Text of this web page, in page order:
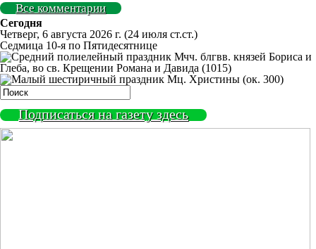
Все комментарии
Сегодня
Четверг, 6 августа 2026 г. (24 июля ст.ст.)
Седмица 10-я по Пятидесятнице
Мчч. блгвв. князей Бориса и
Глеба, во св. Крещении Романа и Давида (1015)
Мц. Христины (ок. 300)
Подписаться на газету здесь